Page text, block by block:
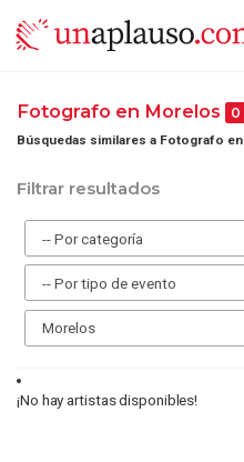
Fotografo en Morelos 0
Búsquedas similares a Fotografo
Filtrar resultados
¡No hay artistas disponibles!